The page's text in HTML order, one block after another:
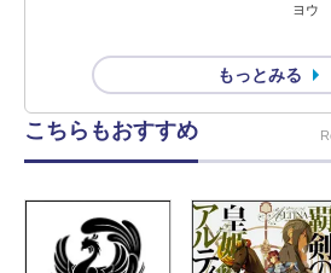
ヨウ
もっとみる
こちらもおすすめ